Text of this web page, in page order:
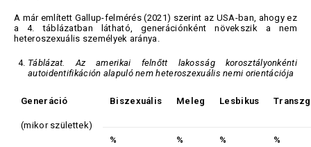
A már említett Gallup-felmérés (2021) szerint az USA-ban, ahogy ez
a 4. táblázatban látható, generációnként növekszik a nem
heteroszexuális személyek aránya.
Táblázat. Az amerikai felnőtt lakosság korosztályonkénti
autoidentifikáción alapuló nem heteroszexuális nemi orientációja
Generáció
(mikor születtek)
Biszexuális Meleg Lesbikus
% % % %